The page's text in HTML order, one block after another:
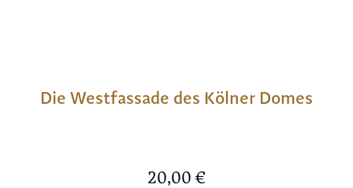
Die Westfassade des Kölner Domes
Regulärer Preis:
20,00 €